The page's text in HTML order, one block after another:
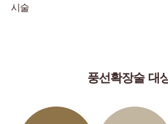
시술
풍선확장술 대